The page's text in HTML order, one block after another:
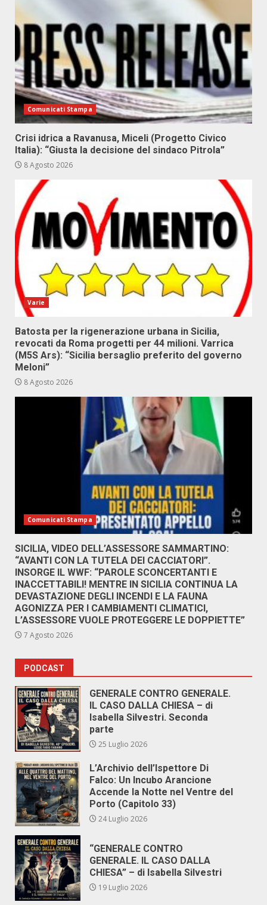
Comunicati Stampa
Crisi idrica a Ravanusa, Miceli (Progetto Civico
Italia): “Giusta la decisione del sindaco Pitrola”
8 Agosto 2026
Varie
Batosta per la rigenerazione urbana in Sicilia,
revocati da Roma progetti per 44 milioni. Varrica
(M5S Ars): “Sicilia bersaglio preferito del governo
Meloni”
8 Agosto 2026
Comunicati Stampa
SICILIA, VIDEO DELL’ASSESSORE SAMMARTINO:
“AVANTI CON LA TUTELA DEI CACCIATORI”.
INSORGE IL WWF: “PAROLE SCONCERTANTI E
INACCETTABILI! MENTRE IN SICILIA CONTINUA LA
DEVASTAZIONE DEGLI INCENDI E LA FAUNA
AGONIZZA PER I CAMBIAMENTI CLIMATICI,
L’ASSESSORE VUOLE PROTEGGERE LE DOPPIETTE”
7 Agosto 2026
PODCAST
GENERALE CONTRO GENERALE.
IL CASO DALLA CHIESA – di
Isabella Silvestri. Seconda
parte
25 Luglio 2026
L’Archivio dell’Ispettore Di
Falco: Un Incubo Arancione
Accende la Notte nel Ventre del
Porto (Capitolo 33)
24 Luglio 2026
“GENERALE CONTRO
GENERALE. IL CASO DALLA
CHIESA” – di Isabella Silvestri
19 Luglio 2026